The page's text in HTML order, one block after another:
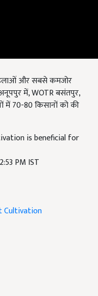
और सबसे कमजोर
में, WOTR बसंतपुर,
में 70-80 किसानों को की
is beneficial for
PM IST
Cultivation